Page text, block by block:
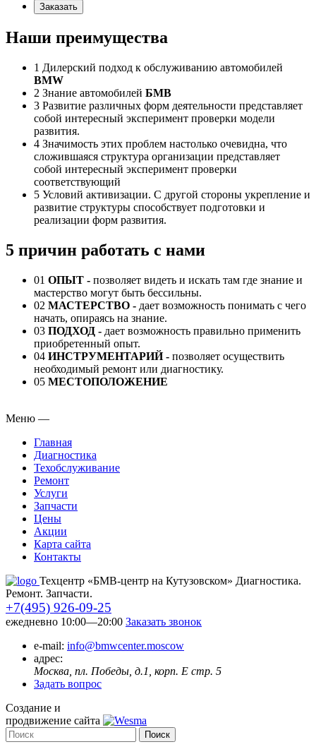
Заказать
Наши преимущества
1 Дилерский подход к обслуживанию автомобилей
BMW
2 Знание автомобилей БМВ
3 Развитие различных форм деятельности представляет
собой интересный эксперимент проверки модели
развития.
4 Значимость этих проблем настолько очевидна, что
сложившаяся структура организации представляет
собой интересный эксперимент проверки
соответствующий
5 Условий активизации. С другой стороны укрепление и
развитие структуры способствует подготовки и
реализации форм развития.
5 причин работать с нами
01 ОПЫТ - позволяет видеть и искать там где знание и
мастерство могут быть бессильны.
02 МАСТЕРСТВО - дает возможность понимать с чего
начать, опираясь на знание.
03 ПОДХОД - дает возможность правильно применить
приобретенный опыт.
04 ИНСТРУМЕНТАРИЙ- позволяет осуществить
необходимый ремонт или диагностику.
05 МЕСТОПОЛОЖЕНИЕ
Меню —
Главная
Диагностика
Техобслуживание
Ремонт
Услуги
Запчасти
Цены
Акции
Карта сайта
Контакты
Техцентр «БМВ-центр на Кутузовском» Диагностика.
Ремонт. Запчасти.
+7(495) 926-09-25
ежедневно 10:00—20:00 Заказать звонок
e-mail: info@bmwcenter.moscow
адрес:
Москва, пл. Победы, д.1, корп. E стр. 5
Задать вопрос
Создание и
продвижение сайта